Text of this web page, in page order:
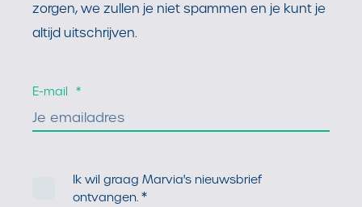
zorgen, we zullen je niet spammen en je kunt je
altijd uitschrijven.
E-mail *
Ik wil graag Marvia's nieuwsbrief
ontvangen. *